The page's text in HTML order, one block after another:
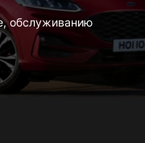
обслуживанию